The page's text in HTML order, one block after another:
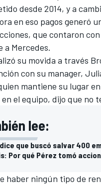
desde 2014, y a
en eso pagos generó
, que contaron
a Mercedes.
su movida a través
con su manager,
mantiene su lugar
el equipo, dijo que no
lee:
que buscó salvar 400
Por qué Pérez tomó
haber ningún tipo de